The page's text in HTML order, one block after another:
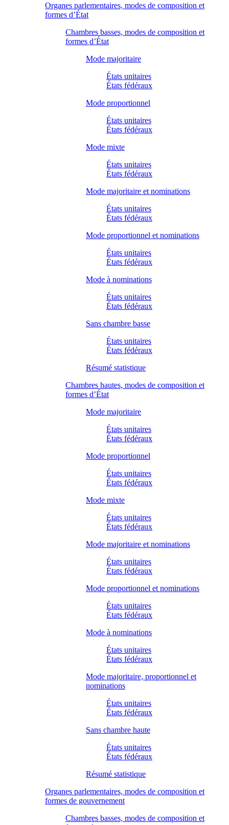
Organes parlementaires, modes de composition et
formes d’État
Chambres basses, modes de composition et
formes d’État
Mode majoritaire
États unitaires
États fédéraux
Mode proportionnel
États unitaires
États fédéraux
Mode mixte
États unitaires
États fédéraux
Mode majoritaire et nominations
États unitaires
États fédéraux
Mode proportionnel et nominations
États unitaires
États fédéraux
Mode à nominations
États unitaires
États fédéraux
Sans chambre basse
États unitaires
États fédéraux
Résumé statistique
Chambres hautes, modes de composition et
formes d’État
Mode majoritaire
États unitaires
États fédéraux
Mode proportionnel
États unitaires
États fédéraux
Mode mixte
États unitaires
États fédéraux
Mode majoritaire et nominations
États unitaires
États fédéraux
Mode proportionnel et nominations
États unitaires
États fédéraux
Mode à nominations
États unitaires
États fédéraux
Mode majoritaire, proportionnel et
nominations
États unitaires
États fédéraux
Sans chambre haute
États unitaires
États fédéraux
Résumé statistique
Organes parlementaires, modes de composition et
formes de gouvernement
Chambres basses, modes de composition et